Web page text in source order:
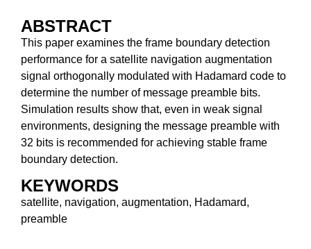
ABSTRACT
This paper examines the frame boundary detection
performance for a satellite navigation augmentation
signal orthogonally modulated with Hadamard code to
determine the number of message preamble bits.
Simulation results show that, even in weak signal
environments, designing the message preamble with
32 bits is recommended for achieving stable frame
boundary detection.
KEYWORDS
satellite, navigation, augmentation, Hadamard,
preamble